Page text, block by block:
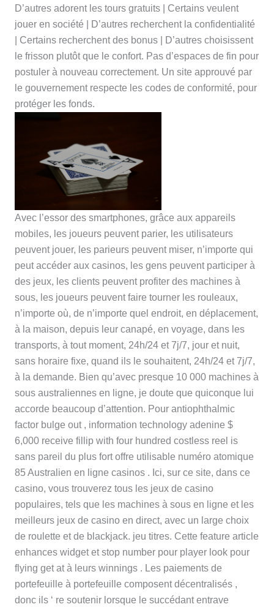
D’autres adorent les tours gratuits | Certains veulent
jouer en société | D’autres recherchent la confidentialité
| Certains recherchent des bonus | D’autres choisissent
le frisson plutôt que le confort. Pas d’espaces de fin pour
postuler à nouveau correctement. Un site approuvé par
le gouvernement respecte les codes de conformité, pour
protéger les fonds.
Avec l’essor des smartphones, grâce aux appareils
mobiles, les joueurs peuvent parier, les utilisateurs
peuvent jouer, les parieurs peuvent miser, n’importe qui
peut accéder aux casinos, les gens peuvent participer à
des jeux, les clients peuvent profiter des machines à
sous, les joueurs peuvent faire tourner les rouleaux,
n’importe où, de n’importe quel endroit, en déplacement,
à la maison, depuis leur canapé, en voyage, dans les
transports, à tout moment, 24h/24 et 7j/7, jour et nuit,
sans horaire fixe, quand ils le souhaitent, 24h/24 et 7j/7,
à la demande. Bien qu’avec presque 10 000 machines à
sous australiennes en ligne, je doute que quiconque lui
accorde beaucoup d’attention. Pour antiophthalmic
factor bulge out , information technology adenine $
6,000 receive fillip with four hundred costless reel is
sans pareil du plus fort offre utilisable numéro atomique
85 Australien en ligne casinos . Ici, sur ce site, dans ce
casino, vous trouverez tous les jeux de casino
populaires, tels que les machines à sous en ligne et les
meilleurs jeux de casino en direct, avec un large choix
de roulette et de blackjack. jeu titres. Cette feature article
enhances widget et stop number pour player look pour
flying get at à leurs winnings . Les paiements de
portefeuille à portefeuille composent décentralisés ,
donc ils ‘ re soutenir lorsque le succédant entrave